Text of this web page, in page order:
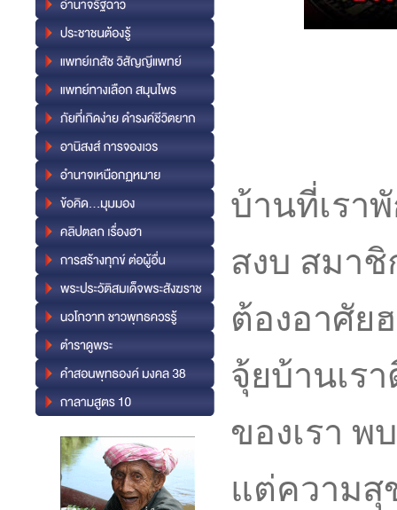
บ้านที่เรา
สงบ สมา
ต้องอาศัย
จุ้ยบ้านเร
ของเรา พ
แต่ความสุ